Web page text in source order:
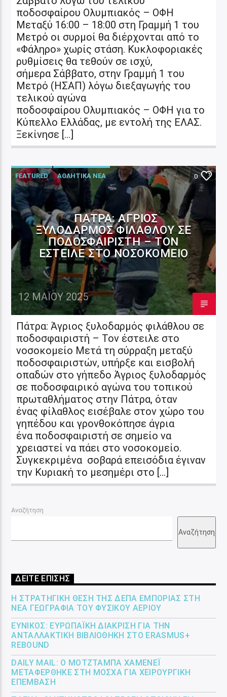
ποδοσφαίρου Ολυμπιακός – ΟΦΗ
Μεταξύ 16:00 – 18:00 στη Γραμμή 1 του
Μετρό οι συρμοί θα διέρχονται από το
«Φάληρο» χωρίς στάση. Κυκλοφοριακές
ρυθμίσεις θα τεθούν σε ισχύ,
σήμερα Σάββατο, στην Γραμμή 1 του
Μετρό (ΗΣΑΠ) λόγω διεξαγωγής του
τελικού αγώνα
ποδοσφαίρου Ολυμπιακός – ΟΦΗ για το
Κύπελλο Ελλάδας, με εντολή της ΕΛΑΣ.
Ξεκίνησε […]
FEATURED ΑΘΛΗΤΙΚΑ ΝΕΑ 0
ΠΆΤΡΑ: ΆΓΡΙΟΣ
ΞΥΛΟΔΑΡΜΌΣ ΦΙΛΆΘΛΟΥ ΣΕ
ΠΟΔΟΣΦΑΙΡΙΣΤΉ – ΤΟΝ
ΈΣΤΕΙΛΕ ΣΤΟ ΝΟΣΟΚΟΜΕΊΟ
12 ΜΑΪ́ΟΥ 2025
Πάτρα: Άγριος ξυλοδαρμός φιλάθλου σε
ποδοσφαιριστή – Τον έστειλε στο
νοσοκομείο Μετά τη σύρραξη μεταξύ
ποδοσφαιριστών, υπήρξε και εισβολή
οπαδών στο γήπεδο Άγριος ξυλοδαρμός
σε ποδοσφαιρικό αγώνα του τοπικού
πρωταθλήματος στην Πάτρα, όταν
ένας φίλαθλος εισέβαλε στον χώρο του
γηπέδου και γρονθοκόπησε άγρια
ένα ποδοσφαιριστή σε σημείο να
χρειαστεί να πάει στο νοσοκομείο.
Συγκεκριμένα σοβαρά επεισόδια έγιναν
την Κυριακή το μεσημέρι στο […]
Αναζήτηση
Αναζήτηση
ΔΕΙΤΕ ΕΠΙΣΗΣ
Η ΣΤΡΑΤΗΓΙΚΉ ΘΈΣΗ ΤΗΣ ΔΕΠΑ ΕΜΠΟΡΊΑΣ ΣΤΗ
ΝΈΑ ΓΕΩΓΡΑΦΊΑ ΤΟΥ ΦΥΣΙΚΟΎ ΑΕΡΊΟΥ
ΕΎΝΙΚΟΣ: ΕΥΡΩΠΑΪΚΉ ΔΙΆΚΡΙΣΗ ΓΙΑ ΤΗΝ
ΑΝΤΑΛΛΑΚΤΙΚΉ ΒΙΒΛΙΟΘΉΚΗ ΣΤΟ ERASMUS+
REBOUND
DAILY MAIL: Ο ΜΟΤΖΤΆΜΠΑ ΧΑΜΕΝΕΪ́
ΜΕΤΑΦΈΡΘΗΚΕ ΣΤΗ ΜΌΣΧΑ ΓΙΑ ΧΕΙΡΟΥΡΓΙΚΉ
ΕΠΈΜΒΑΣΗ